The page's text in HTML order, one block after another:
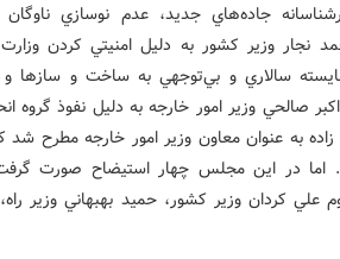
جاده‌هاي جديد، عدم نوسازي
نجار وزير کشور به دليل امنيتي کردن
سالاري و بي‌توجهي به ساخت و سازها و
صالحي وزير امور خارجه به دليل نفوذ گروه
به عنوان معاون وزير امور خارجه مطرح شد
اما در اين مجلس چهار استيضاح صورت
کردان وزير کشور، حميد بهبهاني وزير